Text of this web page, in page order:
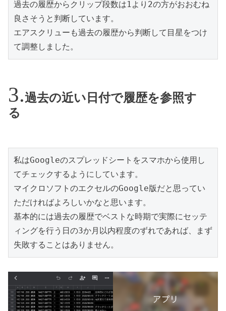
過去の履歴からクリップ段数は1より2の方がおおむね
良さそうと判断しています。
エアスクリューも過去の履歴から判断して目星をつけ
て調整しました。
過去の近い日付で履歴を参照す
る
私はGoogleのスプレッドシートをスマホから使用し
てチェックするようにしています。
マイクロソフトのエクセルのGoogle版だと思ってい
ただければよろしいかなと思います。
基本的には過去の履歴でベストな時期で実際にセッテ
ィングを行う日の3か月以内程度のずれであれば、まず
失敗することはありません。